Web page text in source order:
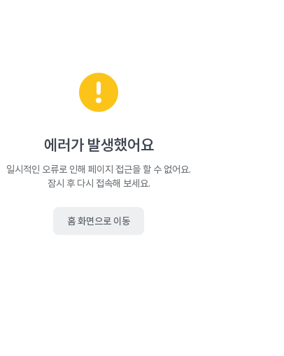
에러가 발생했어요
일시적인 오류로 인해 페이지 접근을 할 수 없어요.
잠시 후 다시 접속해 보세요.
홈 화면으로 이동